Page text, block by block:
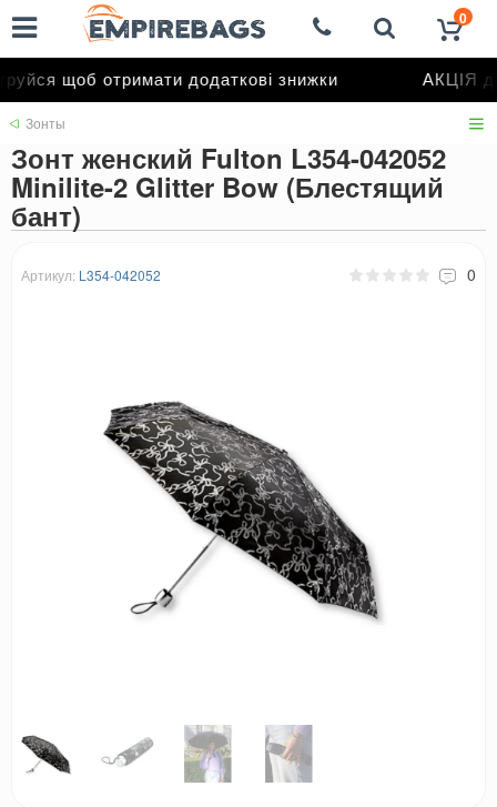
щоб отримати додаткові знижки АКЦІЯ до
0
Зонты
Зонт женский Fulton L354-042052
Minilite-2 Glitter Bow (Блестящий
бант)
Артикул: L354-042052 0